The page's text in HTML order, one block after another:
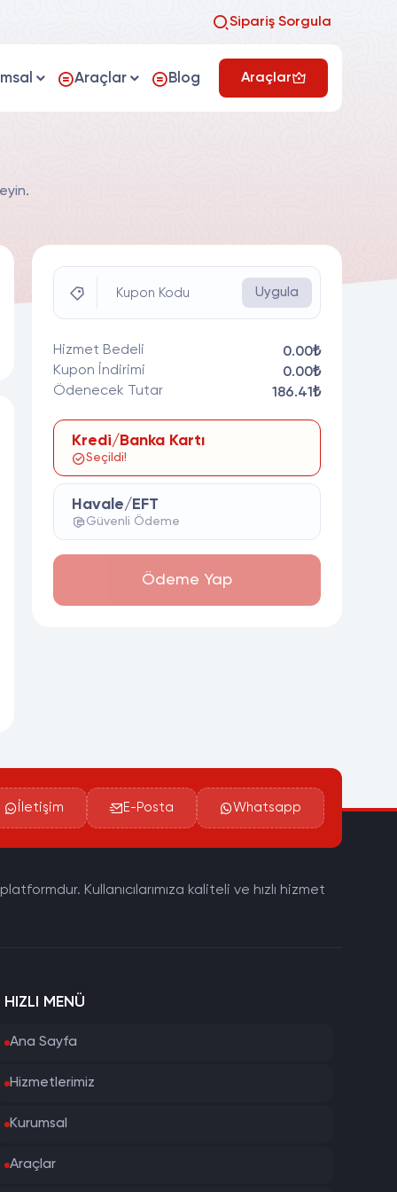
Sipariş Sorgula
Araçlar Blog Araçlar
Kupon Kodu Uygula
Hizmet Bedeli
0.00₺
Kupon İndirimi
0.00₺
Ödenecek Tutar
186.41₺
Kredi/Banka Kartı
Seçildi!
Havale/EFT
Güvenli Ödeme
Ödeme Yap
İletişim E-Posta Whatsapp
Kullanıcılarımıza kaliteli ve hızlı hizmet
HIZLI MENÜ
Ana Sayfa
Hizmetlerimiz
Kurumsal
Araçlar